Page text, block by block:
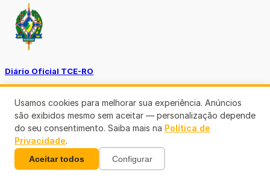
Diário Oficial TCE-RO
Diário Prefeitura de Porto Velho
Usamos cookies para melhorar sua experiência. Anúncios
são exibidos mesmo sem aceitar — personalização depende
do seu consentimento. Saiba mais na Política de
Privacidade.
Aceitar todos Configurar